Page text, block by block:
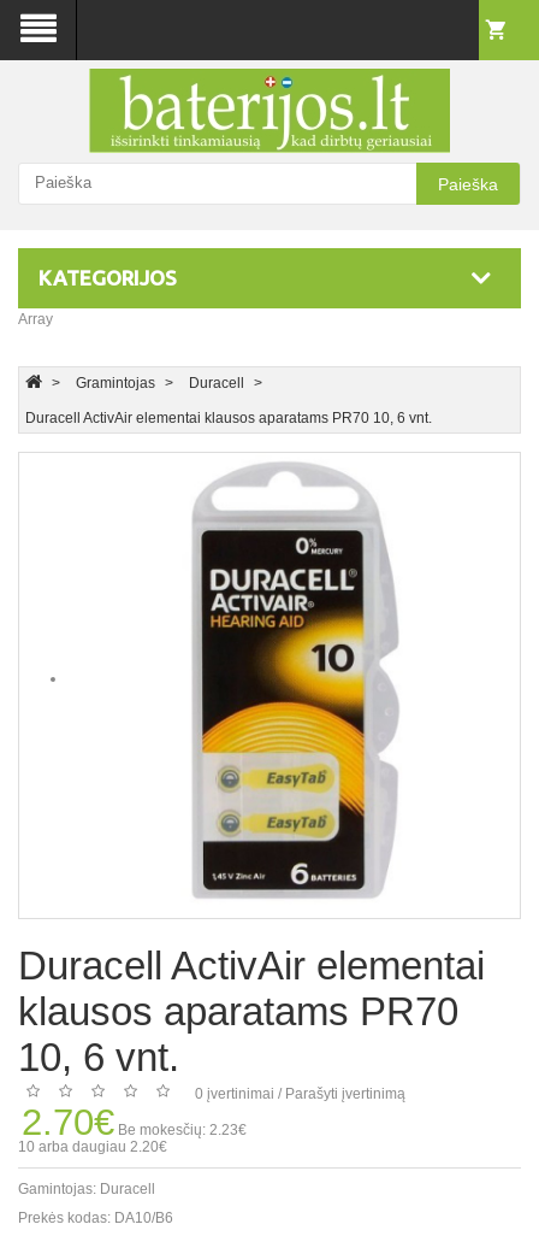
Paieška
KATEGORIJOS
Array
Gramintojas Duracell
Duracell ActivAir elementai klausos aparatams PR70 10, 6 vnt.
Duracell ActivAir elementai
klausos aparatams PR70
10, 6 vnt.
0 įvertinimai / Parašyti įvertinimą
2.70€ Be mokesčių: 2.23€
10 arba daugiau 2.20€
Gamintojas: Duracell
Prekės kodas: DA10/B6